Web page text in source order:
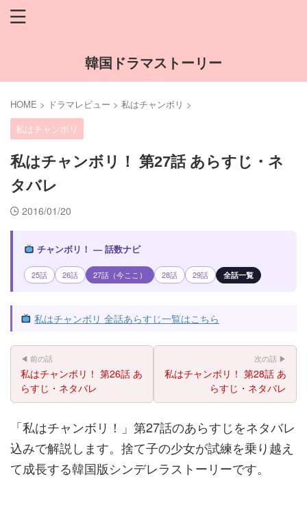
韓国ドラマストーリー
HOME > ドラマレビュー > 私はチャンボリ >
私はチャンボリ
私はチャンボリ！ 第27話 あらすじ・ネ
タバレ
2016/01/20
チャンボリ！ — 話数ナビ
25話 26話 27話（今ここ） 28話 29話 全話一覧
私はチャンボリ 全話あらすじ一覧はこちら
◀ 前の話
私はチャンボリ！ 第26話 あ
らすじ・ネタバレ
次の話 ▶
私はチャンボリ！ 第28話 あ
らすじ・ネタバレ
「私はチャンボリ！」第27話のあらすじをネタバレ
込みで解説します。捨て子の少女が試練を乗り越え
て成長する韓国版シンデレラストーリーです。